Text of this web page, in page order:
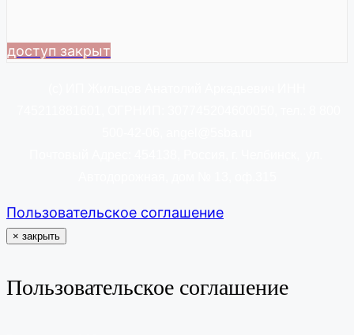
доступ закрыт
Пользовательское соглашение
× закрыть
Пользовательское соглашение